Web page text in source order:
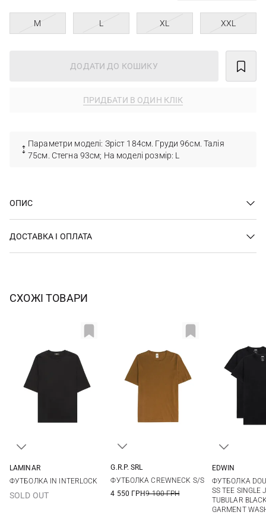
M L XL XXL
ДОДАТИ ДО КОШИКУ
ПРИДБАТИ В ОДИН КЛІК
Параметри моделі: Зріст 184см. Груди 96см. Талія
75см. Стегна 93см; На моделі розмір: L
ОПИС
ДОСТАВКА І ОПЛАТА
СХОЖІ ТОВАРИ
LAMINAR
ФУТБОЛКА IN INTERLOCK
SOLD OUT
G.R.P. SRL
ФУТБОЛКА CREWNECK S/S
4 550 ГРН9 100 ГРН
XXL
EDWIN
ФУТБОЛКА
SS TEE SINGLE
TUBULAR
GARMENT